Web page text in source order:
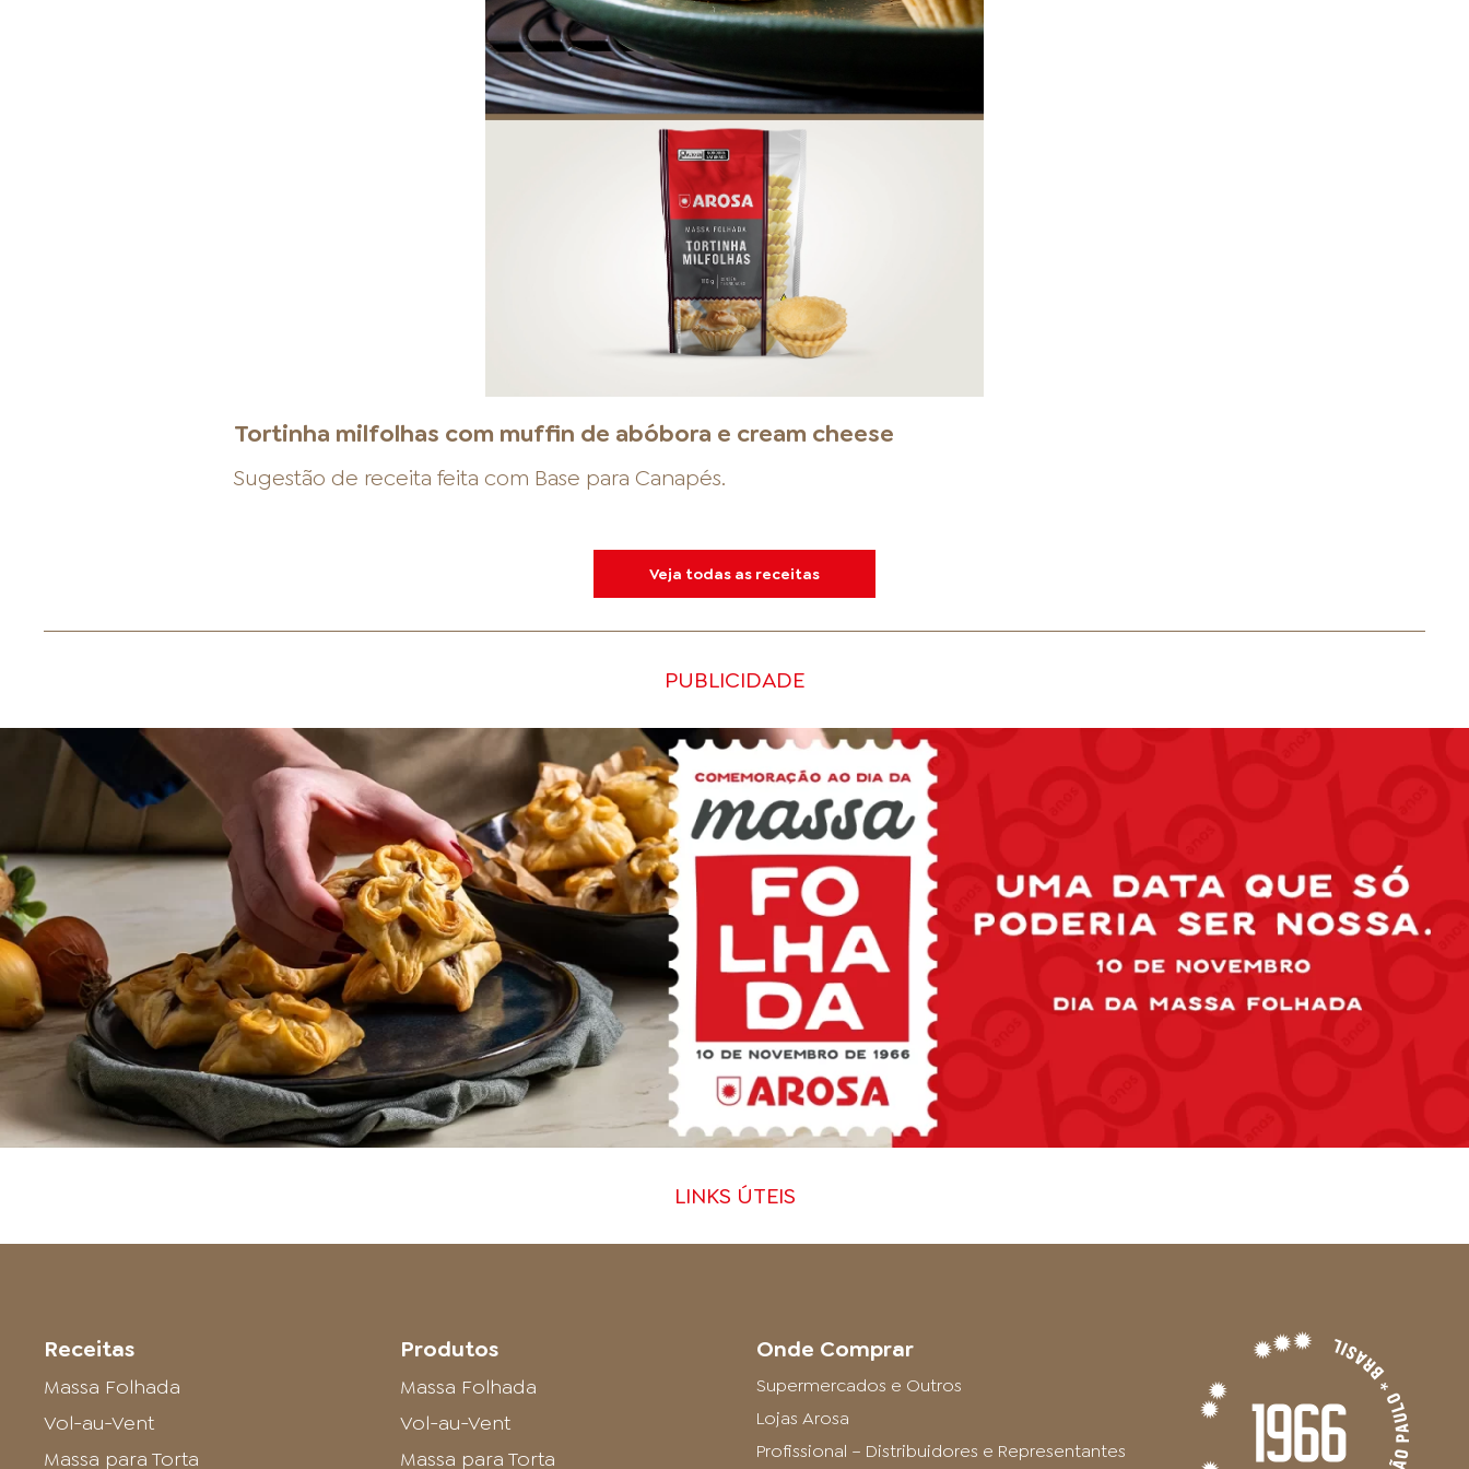
Tortinha milfolhas com muffin de abóbora e cream cheese
Sugestão de receita feita com Base para Canapés.
Veja todas as receitas
PUBLICIDADE
LINKS ÚTEIS
Receitas
Massa Folhada
Vol-au-Vent
Massa para Torta
Produtos
Massa Folhada
Vol-au-Vent
Massa para Torta
Onde Comprar
Supermercados e Outros
Lojas Arosa
Profissional – Distribuidores e Representantes